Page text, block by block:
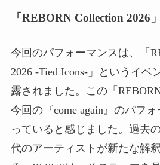
「REBORN Collection 2026
今回のパフォーマンスは、「
2026 -Tied Icons-」というイベ
露されました。この「
今回の『come again』のパフ
っていると感じました。過去
代のアーティストが新たな解